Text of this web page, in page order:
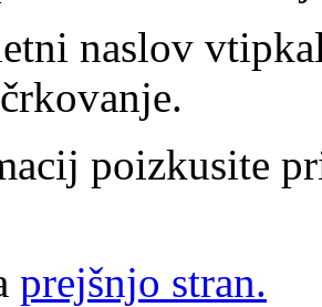
naslov
poizkusite
prejšnjo stran.